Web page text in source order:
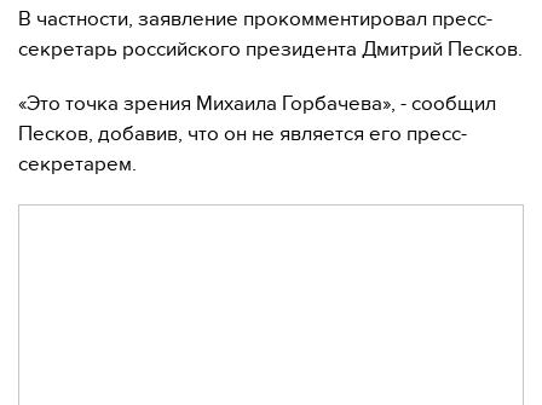
В частности, заявление прокомментировал пресс-
секретарь российского президента Дмитрий Песков.
«Это точка зрения Михаила Горбачева», - сообщил
Песков, добавив, что он не является его пресс-
секретарем.